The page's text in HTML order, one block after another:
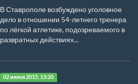
В Ставрополе возбуждено уголовное
дело в отношении 54-летнего тренера
по лёгкой атлетике, подозреваемого в
развратных действиях...
02 июня 2015, 13:20